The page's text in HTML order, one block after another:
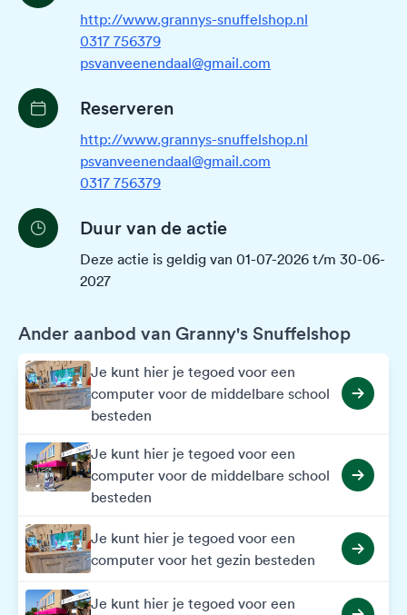
http://www.grannys-snuffelshop.nl
0317 756379
psvanveenendaal@gmail.com
Reserveren
http://www.grannys-snuffelshop.nl
psvanveenendaal@gmail.com
0317 756379
Duur van de actie
Deze actie is geldig van 01-07-2026 t/m 30-06-
2027
Ander aanbod van Granny's Snuffelshop
Je kunt hier je tegoed voor een
computer voor de middelbare school
besteden
Je kunt hier je tegoed voor een
computer voor de middelbare school
besteden
Je kunt hier je tegoed voor een
computer voor het gezin besteden
Je kunt hier je tegoed voor een